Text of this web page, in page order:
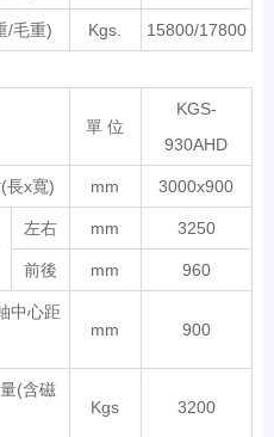
/毛重) Kgs. 15800/17800
單 位
KGS-
930AHD
長x寬) mm 3000x900
左右 mm 3250
前後 mm 960
中心距
mm 900
(含磁
Kgs 3200